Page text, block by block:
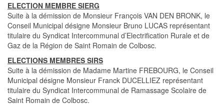
ELECTION MEMBRE SIERG
Suite à la démission de Monsieur François VAN DEN BRONK, le
Conseil Municipal désigne Monsieur Bruno LUCAS représentant
titulaire du Syndicat Intercommunal d’Electrification Rurale et de
Gaz de la Région de Saint Romain de Colbosc.
ELECTIONS MEMBRES SIRS
Suite à la démission de Madame Martine FREBOURG, le Conseil
Municipal désigne Monsieur Franck DUCELLIEZ représentant
titulaire du Syndicat Intercommunal de Ramassage Scolaire de
Saint Romain de Colbosc.